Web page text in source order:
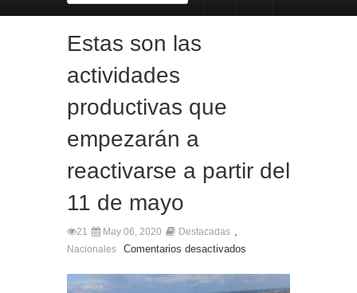
Rápida reacción policial evitó que presunto agresor escapara tras atacar a una
Frustran atentado con bus bomba que iba dirigido contra Cali durante la
Estas son las
actividades
productivas que
empezarán a
reactivarse a partir del
11 de mayo
21 May 06, 2020 Destacadas ,
Nacionales Comentarios desactivados